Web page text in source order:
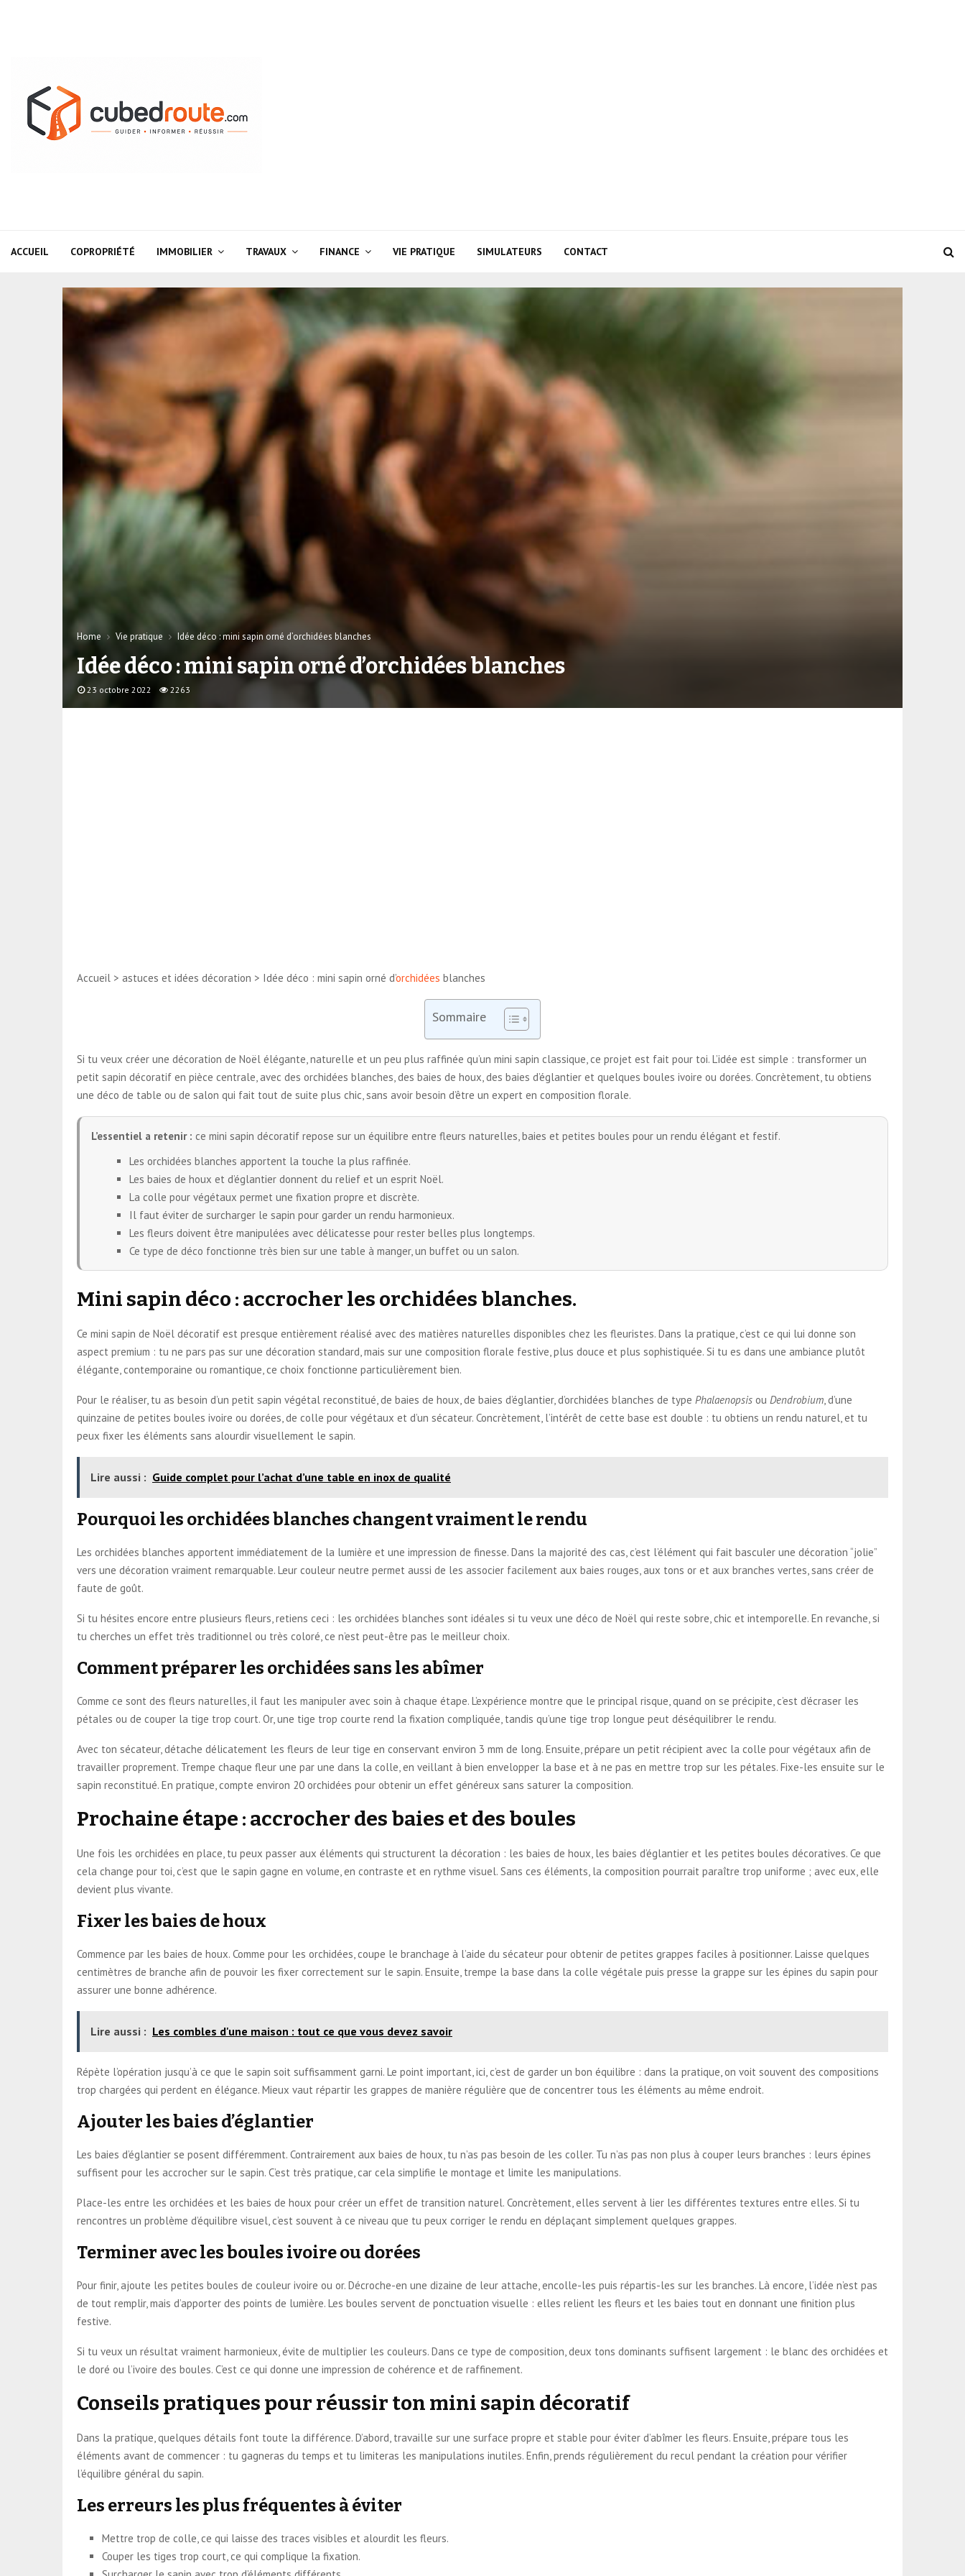
ACCUEIL COPROPRIÉTÉ IMMOBILIER TRAVAUX FINANCE VIE PRATIQUE SIMULATEURS CONTACT
Home Vie pratique Idée déco : mini sapin orné d’orchidées blanches
Idée déco : mini sapin orné d’orchidées blanches
23 octobre 2022 2263
Accueil > astuces et idées décoration > Idée déco : mini sapin orné d’orchidées blanches
Sommaire
Si tu veux créer une décoration de Noël élégante, naturelle et un peu plus raffinée qu’un mini sapin classique, ce projet est fait pour toi. L’idée est simple : transformer un
petit sapin décoratif en pièce centrale, avec des orchidées blanches, des baies de houx, des baies d’églantier et quelques boules ivoire ou dorées. Concrètement, tu obtiens
une déco de table ou de salon qui fait tout de suite plus chic, sans avoir besoin d’être un expert en composition florale.
L’essentiel a retenir : ce mini sapin décoratif repose sur un équilibre entre fleurs naturelles, baies et petites boules pour un rendu élégant et festif.
Les orchidées blanches apportent la touche la plus raffinée.
Les baies de houx et d’églantier donnent du relief et un esprit Noël.
La colle pour végétaux permet une fixation propre et discrète.
Il faut éviter de surcharger le sapin pour garder un rendu harmonieux.
Les fleurs doivent être manipulées avec délicatesse pour rester belles plus longtemps.
Ce type de déco fonctionne très bien sur une table à manger, un buffet ou un salon.
Mini sapin déco : accrocher les orchidées blanches.
Ce mini sapin de Noël décoratif est presque entièrement réalisé avec des matières naturelles disponibles chez les fleuristes. Dans la pratique, c’est ce qui lui donne son
aspect premium : tu ne pars pas sur une décoration standard, mais sur une composition florale festive, plus douce et plus sophistiquée. Si tu es dans une ambiance plutôt
élégante, contemporaine ou romantique, ce choix fonctionne particulièrement bien.
Pour le réaliser, tu as besoin d’un petit sapin végétal reconstitué, de baies de houx, de baies d’églantier, d’orchidées blanches de type Phalaenopsis ou Dendrobium , d’une
quinzaine de petites boules ivoire ou dorées, de colle pour végétaux et d’un sécateur. Concrètement, l’intérêt de cette base est double : tu obtiens un rendu naturel, et tu
peux fixer les éléments sans alourdir visuellement le sapin.
Lire aussi : Guide complet pour l’achat d’une table en inox de qualité
Pourquoi les orchidées blanches changent vraiment le rendu
Les orchidées blanches apportent immédiatement de la lumière et une impression de finesse. Dans la majorité des cas, c’est l’élément qui fait basculer une décoration “jolie”
vers une décoration vraiment remarquable. Leur couleur neutre permet aussi de les associer facilement aux baies rouges, aux tons or et aux branches vertes, sans créer de
faute de goût.
Si tu hésites encore entre plusieurs fleurs, retiens ceci : les orchidées blanches sont idéales si tu veux une déco de Noël qui reste sobre, chic et intemporelle. En revanche, si
tu cherches un effet très traditionnel ou très coloré, ce n’est peut-être pas le meilleur choix.
Comment préparer les orchidées sans les abîmer
Comme ce sont des fleurs naturelles, il faut les manipuler avec soin à chaque étape. L’expérience montre que le principal risque, quand on se précipite, c’est d’écraser les
pétales ou de couper la tige trop court. Or, une tige trop courte rend la fixation compliquée, tandis qu’une tige trop longue peut déséquilibrer le rendu.
Avec ton sécateur, détache délicatement les fleurs de leur tige en conservant environ 3 mm de long. Ensuite, prépare un petit récipient avec la colle pour végétaux afin de
travailler proprement. Trempe chaque fleur une par une dans la colle, en veillant à bien envelopper la base et à ne pas en mettre trop sur les pétales. Fixe-les ensuite sur le
sapin reconstitué. En pratique, compte environ 20 orchidées pour obtenir un effet généreux sans saturer la composition.
Prochaine étape : accrocher des baies et des boules
Une fois les orchidées en place, tu peux passer aux éléments qui structurent la décoration : les baies de houx, les baies d’églantier et les petites boules décoratives. Ce que
cela change pour toi, c’est que le sapin gagne en volume, en contraste et en rythme visuel. Sans ces éléments, la composition pourrait paraître trop uniforme ; avec eux, elle
devient plus vivante.
Fixer les baies de houx
Commence par les baies de houx. Comme pour les orchidées, coupe le branchage à l’aide du sécateur pour obtenir de petites grappes faciles à positionner. Laisse quelques
centimètres de branche afin de pouvoir les fixer correctement sur le sapin. Ensuite, trempe la base dans la colle végétale puis presse la grappe sur les épines du sapin pour
assurer une bonne adhérence.
Lire aussi : Les combles d'une maison : tout ce que vous devez savoir
Répète l’opération jusqu’à ce que le sapin soit suffisamment garni. Le point important, ici, c’est de garder un bon équilibre : dans la pratique, on voit souvent des compositions
trop chargées qui perdent en élégance. Mieux vaut répartir les grappes de manière régulière que de concentrer tous les éléments au même endroit.
Ajouter les baies d’églantier
Les baies d’églantier se posent différemment. Contrairement aux baies de houx, tu n’as pas besoin de les coller. Tu n’as pas non plus à couper leurs branches : leurs épines
suffisent pour les accrocher sur le sapin. C’est très pratique, car cela simplifie le montage et limite les manipulations.
Place-les entre les orchidées et les baies de houx pour créer un effet de transition naturel. Concrètement, elles servent à lier les différentes textures entre elles. Si tu
rencontres un problème d’équilibre visuel, c’est souvent à ce niveau que tu peux corriger le rendu en déplaçant simplement quelques grappes.
Terminer avec les boules ivoire ou dorées
Pour finir, ajoute les petites boules de couleur ivoire ou or. Décroche-en une dizaine de leur attache, encolle-les puis répartis-les sur les branches. Là encore, l’idée n’est pas
de tout remplir, mais d’apporter des points de lumière. Les boules servent de ponctuation visuelle : elles relient les fleurs et les baies tout en donnant une finition plus
festive.
Si tu veux un résultat vraiment harmonieux, évite de multiplier les couleurs. Dans ce type de composition, deux tons dominants suffisent largement : le blanc des orchidées et
le doré ou l’ivoire des boules. C’est ce qui donne une impression de cohérence et de raffinement.
Conseils pratiques pour réussir ton mini sapin décoratif
Dans la pratique, quelques détails font toute la différence. D’abord, travaille sur une surface propre et stable pour éviter d’abîmer les fleurs. Ensuite, prépare tous les
éléments avant de commencer : tu gagneras du temps et tu limiteras les manipulations inutiles. Enfin, prends régulièrement du recul pendant la création pour vérifier
l’équilibre général du sapin.
Les erreurs les plus fréquentes à éviter
Mettre trop de colle, ce qui laisse des traces visibles et alourdit les fleurs.
Couper les tiges trop court, ce qui complique la fixation.